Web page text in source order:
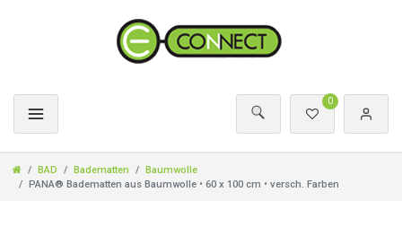
0
BAD Badematten
Baumwolle
PANA® Badematten aus Baumwolle • 60 x 100 cm • versch. Farben